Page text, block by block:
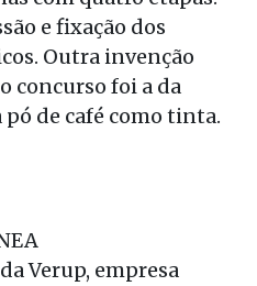
e fixação dos
Outra invenção
concurso foi a da
de café como tinta.
Verup, empresa